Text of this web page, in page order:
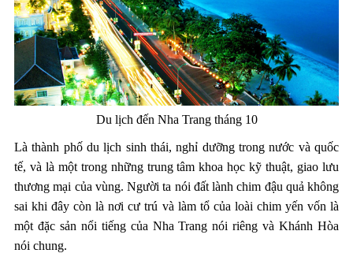
Du lịch đến Nha Trang tháng 10
Là thành phố du lịch sinh thái, nghỉ dưỡng trong nước và quốc
tế, và là một trong những trung tâm khoa học kỹ thuật, giao lưu
thương mại của vùng. Người ta nói đất lành chim đậu quả không
sai khi đây còn là nơi cư trú và làm tổ của loài chim yến vốn là
một đặc sản nổi tiếng của Nha Trang nói riêng và Khánh Hòa
nói chung.